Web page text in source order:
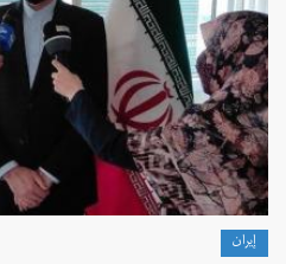
إيران